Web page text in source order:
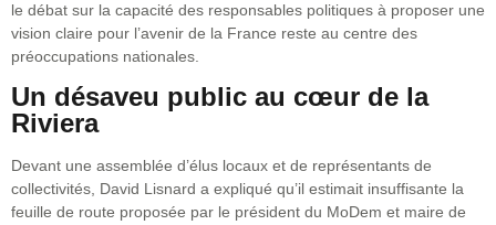
le débat sur la capacité des responsables politiques à proposer une
vision claire pour l’avenir de la France reste au centre des
préoccupations nationales.
Un désaveu public au cœur de la
Riviera
Devant une assemblée d’élus locaux et de représentants de
collectivités, David Lisnard a expliqué qu’il estimait insuffisante la
feuille de route proposée par le président du MoDem et maire de